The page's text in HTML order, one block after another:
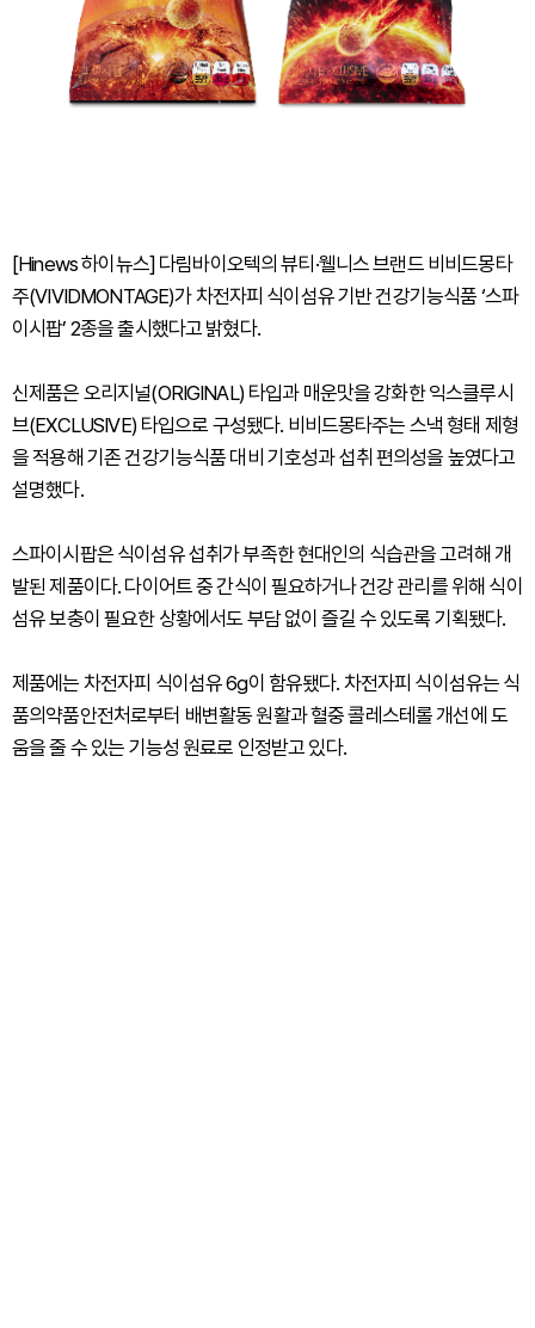
[Hinews 하이뉴스] 다림바이오텍의 뷰티·웰니스 브랜드 비비드몽타
주(VIVIDMONTAGE)가 차전자피 식이섬유 기반 건강기능식품 ‘스파
이시팝’ 2종을 출시했다고 밝혔다.
신제품은 오리지널(ORIGINAL) 타입과 매운맛을 강화한 익스클루시
브(EXCLUSIVE) 타입으로 구성됐다. 비비드몽타주는 스낵 형태 제형
을 적용해 기존 건강기능식품 대비 기호성과 섭취 편의성을 높였다고
설명했다.
스파이시팝은 식이섬유 섭취가 부족한 현대인의 식습관을 고려해 개
발된 제품이다. 다이어트 중 간식이 필요하거나 건강 관리를 위해 식이
섬유 보충이 필요한 상황에서도 부담 없이 즐길 수 있도록 기획됐다.
제품에는 차전자피 식이섬유 6g이 함유됐다. 차전자피 식이섬유는 식
품의약품안전처로부터 배변활동 원활과 혈중 콜레스테롤 개선에 도
움을 줄 수 있는 기능성 원료로 인정받고 있다.